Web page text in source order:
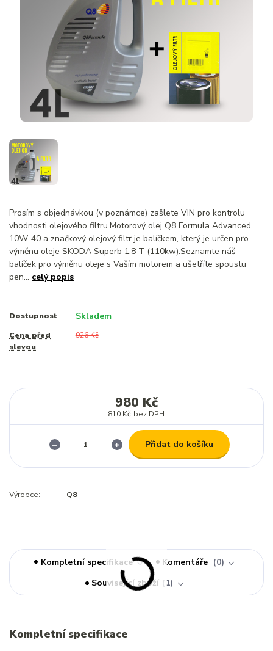
Prosím s objednávkou (v poznámce) zašlete VIN pro kontrolu
vhodnosti olejového filtru.Motorový olej Q8 Formula Advanced
10W-40 a značkový olejový filtr je balíčkem, který je určen pro
výměnu oleje SKODA Superb 1,8 T (110kw).Seznamte náš
balíček pro výměnu oleje s Vaším motorem a ušetříte spoustu
pen... celý popis
Dostupnost Skladem
Cena před
slevou
926 Kč
980 Kč
810 Kč bez DPH
Přidat do košíku
Výrobce: Q8
Kompletní specifikace Komentáře
0
Související zboží
1
Kompletní specifikace